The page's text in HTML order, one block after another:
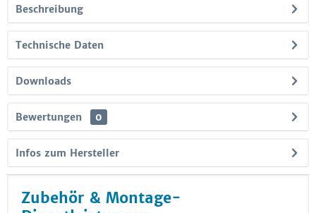
Beschreibung
Technische Daten
Downloads
Bewertungen 0
Infos zum Hersteller
Zubehör & Montage-